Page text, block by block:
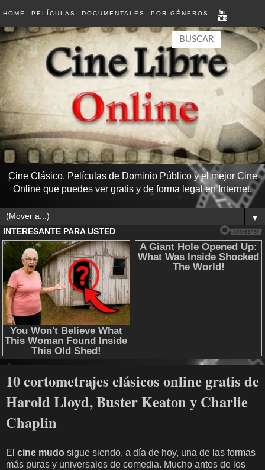
HOME PELÍCULAS DOCUMENTALES POR GÉNEROS
Cine Clásico, Películas de Dominio Público y el mejor Cine
Online que puedes ver gratis y de forma legal en Internet.
▼
10 cortometrajes clásicos online gratis de
Harold Lloyd, Buster Keaton y Charlie
Chaplin
El cine mudo sigue siendo, a día de hoy, una de las formas
más puras y universales de comedia. Mucho antes de los